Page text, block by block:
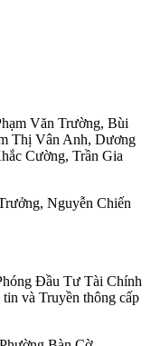
Văn Trường, Bùi
Thị Vân Anh, Dương
Cường, Trần Gia
Nguyễn Chiến
Đầu Tư Tài Chính
và Truyền thông cấp